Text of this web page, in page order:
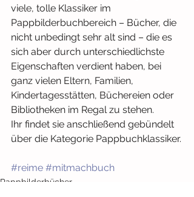
viele, tolle Klassiker im
Pappbilderbuchbereich – Bücher, die
nicht unbedingt sehr alt sind – die es
sich aber durch unterschiedlichste
Eigenschaften verdient haben, bei
ganz vielen Eltern, Familien,
Kindertagesstätten, Büchereien oder
Bibliotheken im Regal zu stehen.
Ihr findet sie anschließend gebündelt
über die Kategorie Pappbuchklassiker.
#reime #mitmachbuch
Pappbilderbücher